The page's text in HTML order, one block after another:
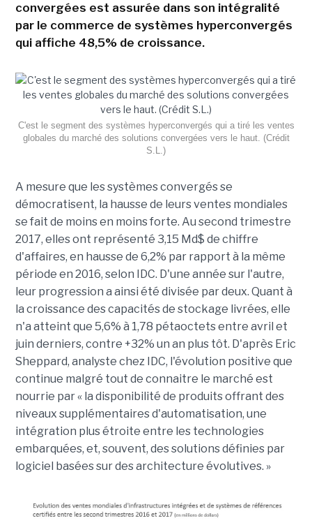
convergées est assurée dans son intégralité
par le commerce de systèmes hyperconvergés
qui affiche 48,5% de croissance.
C'est le segment des systèmes hyperconvergés qui a tiré les ventes
globales du marché des solutions convergées vers le haut. (Crédit
S.L.)
A mesure que les systèmes convergés se
démocratisent, la hausse de leurs ventes mondiales
se fait de moins en moins forte. Au second trimestre
2017, elles ont représenté 3,15 Md$ de chiffre
d'affaires, en hausse de 6,2% par rapport à la même
période en 2016, selon IDC. D'une année sur l'autre,
leur progression a ainsi été divisée par deux. Quant à
la croissance des capacités de stockage livrées, elle
n'a atteint que 5,6% à 1,78 pétaoctets entre avril et
juin derniers, contre +32% un an plus tôt. D'après Eric
Sheppard, analyste chez IDC, l'évolution positive que
continue malgré tout de connaitre le marché est
nourrie par « la disponibilité de produits offrant des
niveaux supplémentaires d'automatisation, une
intégration plus étroite entre les technologies
embarquées, et, souvent, des solutions définies par
logiciel basées sur des architecture évolutives. »